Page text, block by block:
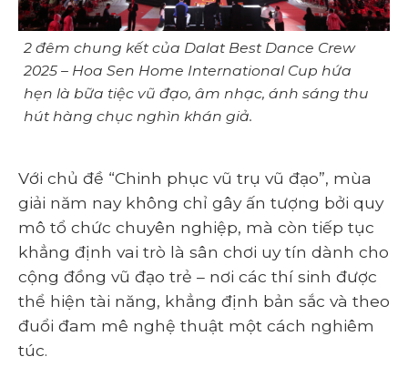
2 đêm chung kết của Dalat Best Dance Crew
2025 – Hoa Sen Home International Cup hứa
hẹn là bữa tiệc vũ đạo, âm nhạc, ánh sáng thu
hút hàng chục nghìn khán giả.
Với chủ đề “Chinh phục vũ trụ vũ đạo”, mùa
giải năm nay không chỉ gây ấn tượng bởi quy
mô tổ chức chuyên nghiệp, mà còn tiếp tục
khẳng định vai trò là sân chơi uy tín dành cho
cộng đồng vũ đạo trẻ – nơi các thí sinh được
thể hiện tài năng, khẳng định bản sắc và theo
đuổi đam mê nghệ thuật một cách nghiêm
túc.